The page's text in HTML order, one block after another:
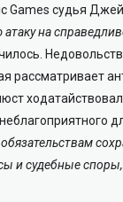
Games судья
на
рассматривает
и судебные